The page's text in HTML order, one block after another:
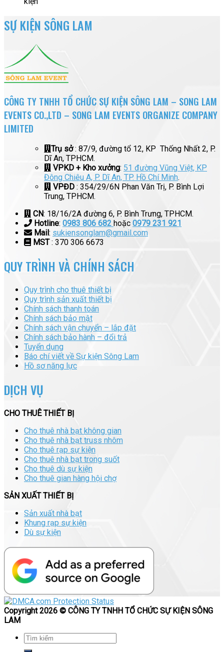
SỰ KIỆN SÔNG LAM
CÔNG TY TNHH TỔ CHỨC SỰ KIỆN SÔNG LAM – SONG LAM
EVENTS CO.,LTD – SONG LAM EVENTS ORGANIZE COMPANY
LIMITED
Trụ sở: 87/9, đường tổ 12, KP Thống Nhất 2, P.
Dĩ An, TPHCM.
VPKD + Kho xưởng: 51 đường Vũng Việt, KP
Đông Chiêu A, P. Dĩ An, TP. Hồ Chí Minh.
VPĐD : 354/29/6N Phan Văn Trị, P. Bình Lợi
Trung, TPHCM.
CN: 18/16/2A đường 6, P. Bình Trưng, TPHCM.
Hotline: 0983 806 682 hoặc 0979 231 921
Mail : sukiensonglam@gmail.com
MST: 370 306 6673
QUY TRÌNH VÀ CHÍNH SÁCH
Quy trình cho thuê thiết bị
Quy trình sản xuất thiết bị
Chính sách thanh toán
Chính sách bảo mật
Chính sách vận chuyển – lắp đặt
Chính sách bảo hành – đổi trả
Tuyển dụng
Báo chí viết về Sự kiện Sông Lam
Hồ sơ năng lực
DỊCH VỤ
CHO THUÊ THIẾT BỊ
Cho thuê nhà bạt không gian
Cho thuê nhà bạt truss nhôm
Cho thuê rạp sự kiện
Cho thuê nhà bạt trong suốt
Cho thuê dù sự kiện
Cho thuê gian hàng hội chợ
SẢN XUẤT THIẾT BỊ
Sản xuất nhà bạt
Khung rạp sự kiện
Dù sự kiện
Copyright 2026 © CÔNG TY TNHH TỔ CHỨC SỰ KIỆN SÔNG
LAM